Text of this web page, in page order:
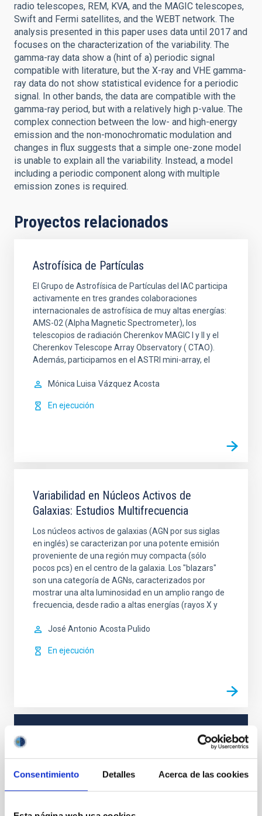
Consentimiento Detalles Acerca de las cookies
radio telescopes, REM, KVA, and the MAGIC telescopes,
Swift and Fermi satellites, and the WEBT network. The
analysis presented in this paper uses data until 2017 and
focuses on the characterization of the variability. The
gamma-ray data show a (hint of a) periodic signal
compatible with literature, but the X-ray and VHE gamma-
ray data do not show statistical evidence for a periodic
signal. In other bands, the data are compatible with the
gamma-ray period, but with a relatively high p-value. The
complex connection between the low- and high-energy
emission and the non-monochromatic modulation and
changes in flux suggests that a simple one-zone model
is unable to explain all the variability. Instead, a model
including a periodic component along with multiple
emission zones is required.
Proyectos relacionados
Astrofísica de Partículas
El Grupo de Astrofísica de Partículas del IAC participa
activamente en tres grandes colaboraciones
internacionales de astrofísica de muy altas energías:
AMS-02 (Alpha Magnetic Spectrometer), los
telescopios de radiación Cherenkov MAGIC I y II y el
Cherenkov Telescope Array Observatory ( CTAO).
Además, participamos en el ASTRI mini-array, el
Mónica Luisa Vázquez Acosta
En ejecución
Variabilidad en Núcleos Activos de
Galaxias: Estudios Multifrecuencia
Los núcleos activos de galaxias (AGN por sus siglas
en inglés) se caracterizan por una potente emisión
proveniente de una región muy compacta (sólo
pocos pcs) en el centro de la galaxia. Los "blazars"
son una categoría de AGNs, caracterizados por
mostrar una alta luminosidad en un amplio rango de
frecuencia, desde radio a altas energías (rayos X y
José Antonio Acosta Pulido
En ejecución